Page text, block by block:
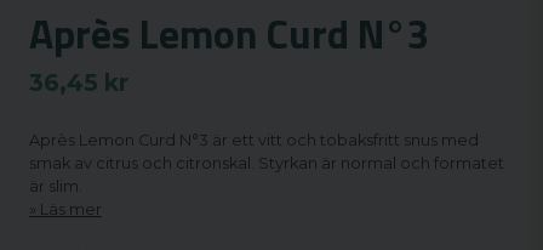
Après Lemon Curd N°3
36,45 kr
Après Lemon Curd N°3 är ett vitt och tobaksfritt snus med
smak av citrus och citronskal. Styrkan är normal och formatet
är slim.
Läs mer